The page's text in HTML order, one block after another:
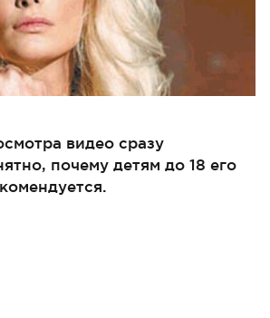
видео сразу
почему детям до 18 его